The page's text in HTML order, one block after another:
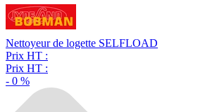
Nettoyeur de logette SELFLOAD
Prix HT :
Prix HT :
- 0 %